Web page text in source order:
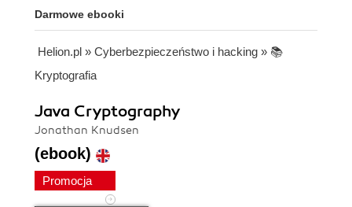
Darmowe ebooki
Helion.pl » Cyberbezpieczeństwo i hacking » 📚
Kryptografia
Java Cryptography
Jonathan Knudsen
(ebook)
Promocja